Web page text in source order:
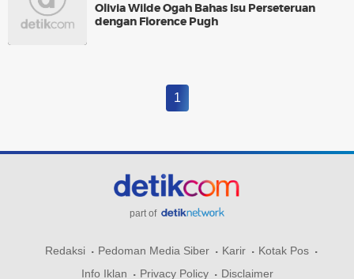
Olivia Wilde Ogah Bahas Isu Perseteruan
dengan Florence Pugh
1
part of
Redaksi Pedoman Media Siber Karir
Kotak Pos
Info Iklan
Privacy Policy Disclaimer